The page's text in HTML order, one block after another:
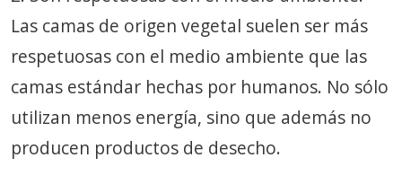
Las camas de origen vegetal suelen ser más
respetuosas con el medio ambiente que las
camas estándar hechas por humanos. No sólo
utilizan menos energía, sino que además no
producen productos de desecho.